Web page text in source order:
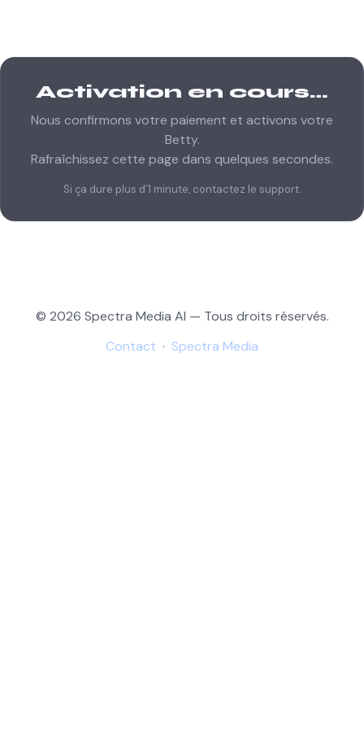
Activation en cours…
Nous confirmons votre paiement et activons votre
Betty.
Rafraîchissez cette page dans quelques secondes.
Si ça dure plus d’1 minute, contactez le support.
© 2026 Spectra Media AI — Tous droits réservés.
Contact · Spectra Media